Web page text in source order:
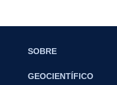
SOBRE
GEOCIENTÍFICO